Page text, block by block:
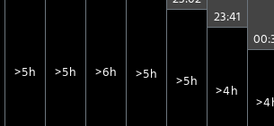
>5h >5h >6h >5h >5h
23:41
>4h